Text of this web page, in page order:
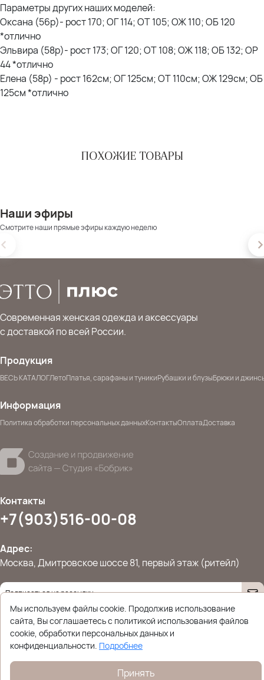
Параметры других наших моделей:
Оксана (56р)- рост 170; ОГ 114; ОТ 105; ОЖ 110; ОБ 120
*отлично
Эльвира (58р)- рост 173; ОГ 120; ОТ 108; ОЖ 118; ОБ 132; ОР
44 *отлично
Елена (58р) - рост 162см; ОГ 125см; ОТ 110см; ОЖ 129см; ОБ
125см *отлично
ПОХОЖИЕ ТОВАРЫ
Наши эфиры
Смотрите наши прямые эфиры каждую неделю
Современная женская одежда и аксессуары
с доставкой по всей России.
Продукция
ВЕСЬ КАТАЛОГЛетоПлатья, сарафаны и туникиРубашки и блузыБрюки и
Информация
Политика обработки персональных данныхКонтактыОплатаДоставка
Контакты
+7(903)516-00-08
Адрес:
Москва, Дмитровское шоссе 81, первый этаж (ритейл)
Даю согласие наобработку персональных данных
© 2026 Ettoplus.ru — Все права защищены.
Политика конфиденциальности
Мы используем файлы cookie. Продолжив использование
сайта, Вы соглашаетесь с политикой использования файлов
cookie, обработки персональных данных и
конфиденциальности. Подробнее
Принять